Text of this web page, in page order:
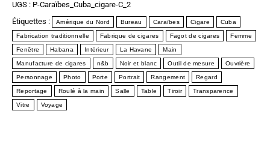
UGS : P-Caraïbes_Cuba_cigare-C_2
Étiquettes :
Amérique du Nord Bureau Caraïbes Cigare Cuba
Fabrication traditionnelle Fabrique de cigares Fagot de cigares Femme
Fenêtre Habana Intérieur La Havane Main
Manufacture de cigares n&b Noir et blanc Outil de mesure Ouvrière
Personnage Photo Porte Portrait Rangement Regard
Reportage Roulé à la main Salle Table Tiroir Transparence
Vitre Voyage